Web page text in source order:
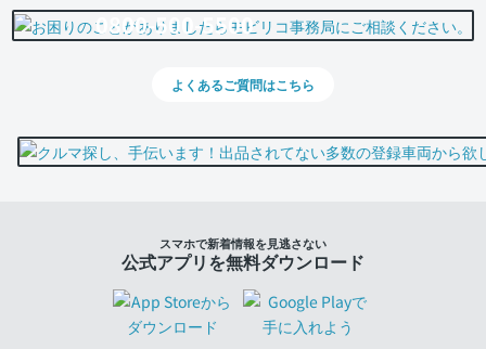
0800-500-5500
よくあるご質問はこちら
スマホで新着情報を見逃さない
公式アプリを無料ダウンロード